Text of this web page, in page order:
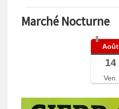
Marché Nocturne
Août
14
Ven.